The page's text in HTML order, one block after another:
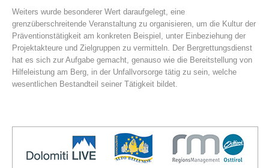
Centres de secours
Weiters wurde besonderer Wert daraufgelegt, eine
grenzüberschreitende Veranstaltung zu organisieren, um die Kultur der
Präventionstätigkeit am konkreten Beispiel, unter Einbeziehung der
Projektakteure und Zielgruppen zu vermitteln. Der Bergrettungsdienst
hat es sich zur Aufgabe gemacht, genauso wie die Bereitstellung von
Hilfeleistung am Berg, in der Unfallvorsorge tätig zu sein, welche
wesentlichen Bestandteil seiner Tätigkeit bildet.